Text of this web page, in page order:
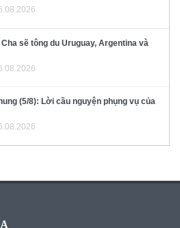
sẽ tông du Uruguay, Argentina và
(5/8): Lời cầu nguyện phụng vụ của